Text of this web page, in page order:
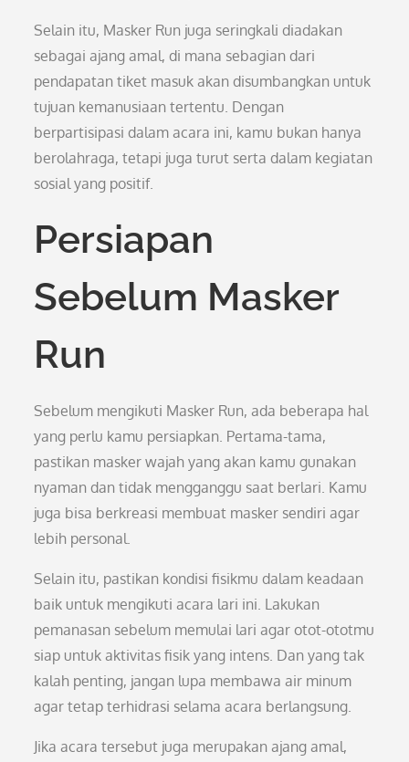
Selain itu, Masker Run juga seringkali diadakan
sebagai ajang amal, di mana sebagian dari
pendapatan tiket masuk akan disumbangkan untuk
tujuan kemanusiaan tertentu. Dengan
berpartisipasi dalam acara ini, kamu bukan hanya
berolahraga, tetapi juga turut serta dalam kegiatan
sosial yang positif.
Persiapan
Sebelum Masker
Run
Sebelum mengikuti Masker Run, ada beberapa hal
yang perlu kamu persiapkan. Pertama-tama,
pastikan masker wajah yang akan kamu gunakan
nyaman dan tidak mengganggu saat berlari. Kamu
juga bisa berkreasi membuat masker sendiri agar
lebih personal.
Selain itu, pastikan kondisi fisikmu dalam keadaan
baik untuk mengikuti acara lari ini. Lakukan
pemanasan sebelum memulai lari agar otot-ototmu
siap untuk aktivitas fisik yang intens. Dan yang tak
kalah penting, jangan lupa membawa air minum
agar tetap terhidrasi selama acara berlangsung.
Jika acara tersebut juga merupakan ajang amal,